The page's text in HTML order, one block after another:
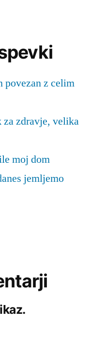
povezan z celim
za zdravje, velika
moj dom
jemljemo